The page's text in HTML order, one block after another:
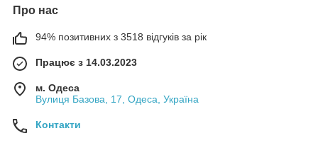
Про нас
94% позитивних з 3518 відгуків за рік
Працює з 14.03.2023
м. Одеса
Вулиця Базова, 17, Одеса, Україна
Контакти